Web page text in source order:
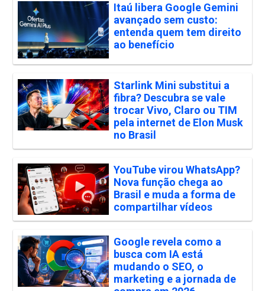
Itaú libera Google Gemini
avançado sem custo:
entenda quem tem direito
ao benefício
Starlink Mini substitui a
fibra? Descubra se vale
trocar Vivo, Claro ou TIM
pela internet de Elon Musk
no Brasil
YouTube virou WhatsApp?
Nova função chega ao
Brasil e muda a forma de
compartilhar vídeos
Google revela como a
busca com IA está
mudando o SEO, o
marketing e a jornada de